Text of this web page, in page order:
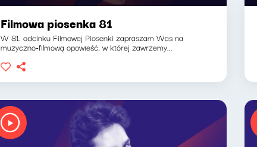
Filmowa piosenka 81
W 81. odcinku Filmowej Piosenki zapraszam Was na
muzyczno-filmową opowieść, w której zawrzemy...